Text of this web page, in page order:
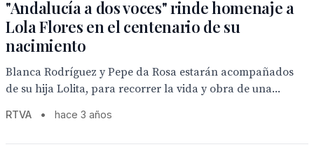
"Andalucía a dos voces" rinde homenaje a
Lola Flores en el centenario de su
nacimiento
Blanca Rodríguez y Pepe da Rosa estarán acompañados
de su hija Lolita, para recorrer la vida y obra de una...
RTVA • hace 3 años